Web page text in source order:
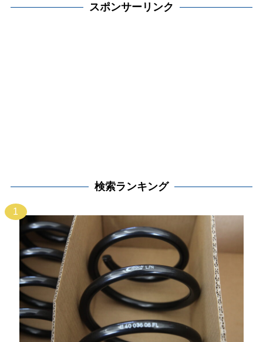
スポンサーリンク
検索ランキング
1